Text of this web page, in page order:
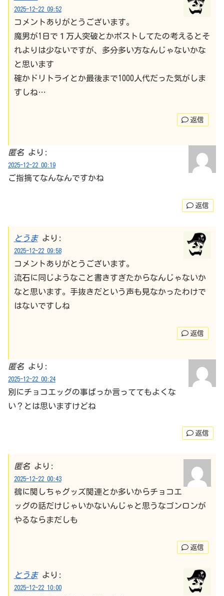
2025-12-22 09:52
コメントありがとうございます。
魔男が1日で１万人突破とかポストしてたの考えるとそ
れよりは少ないですが、多分多い方なんじゃないかな
と思います
確かドリトライとか最後まで1000人代だった気がしま
すしね…
返信
匿名 より:
2025-12-22 00:19
ご指摘てなんなんですかね
返信
とうま より:
2025-12-22 09:58
コメントありがとうございます。
流石に同じようなこと書きすぎたからなんじゃないか
なと思います。手抜きだという声も見なかったわけで
はないですしね
返信
匿名 より:
2025-12-22 00:24
別にチョコエッグの事ばっか言っててもよくな
い？とは思いますけどね
返信
匿名 より:
2025-12-22 00:43
鵺に関しちゃグッズ関連とか多いからチョコエ
ッグの話だけじゃいかないんじゃと思うなゴンロンが
やるならまだしも
返信
とうま より:
2025-12-22 10:00